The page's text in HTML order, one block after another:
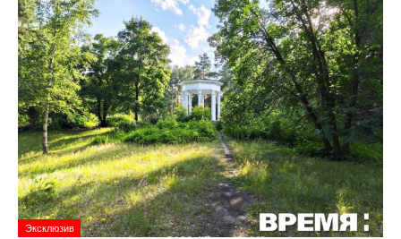
Эксклюзив